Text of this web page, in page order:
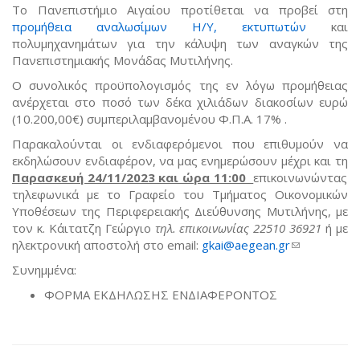
Το Πανεπιστήμιο Αιγαίου προτίθεται να προβεί στη
προμήθεια αναλωσίμων Η/Υ, εκτυπωτών και
πολυμηχανημάτων για την κάλυψη των αναγκών της
Πανεπιστημιακής Μονάδας Μυτιλήνης.
Ο συνολικός προϋπολογισμός της εν λόγω προμήθειας
ανέρχεται στο ποσό των δέκα χιλιάδων διακοσίων ευρώ
(10.200,00€) συμπεριλαμβανομένου Φ.Π.Α. 17% .
Παρακαλούνται οι ενδιαφερόμενοι που επιθυμούν να
εκδηλώσουν ενδιαφέρον, να μας ενημερώσουν μέχρι και τη
Παρασκευή 24/11/2023 και ώρα 11:00επικοινωνώντας
τηλεφωνικά με το Γραφείο του Τμήματος Οικονομικών
Υποθέσεων της Περιφερειακής Διεύθυνσης Μυτιλήνης, με
τον κ. Κάιτατζη Γεώργιο τηλ. επικοινωνίας 22510 36921 ή με
ηλεκτρονική αποστολή στο email: gkai@aegean.gr(link sends
Συνημμένα:
ΦΟΡΜΑ ΕΚΔΗΛΩΣΗΣ ΕΝΔΙΑΦΕΡΟΝΤΟΣ